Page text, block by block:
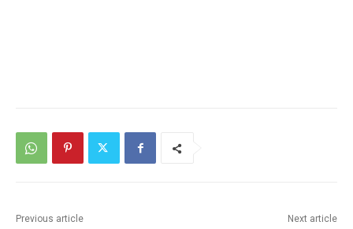
Previous article Next article